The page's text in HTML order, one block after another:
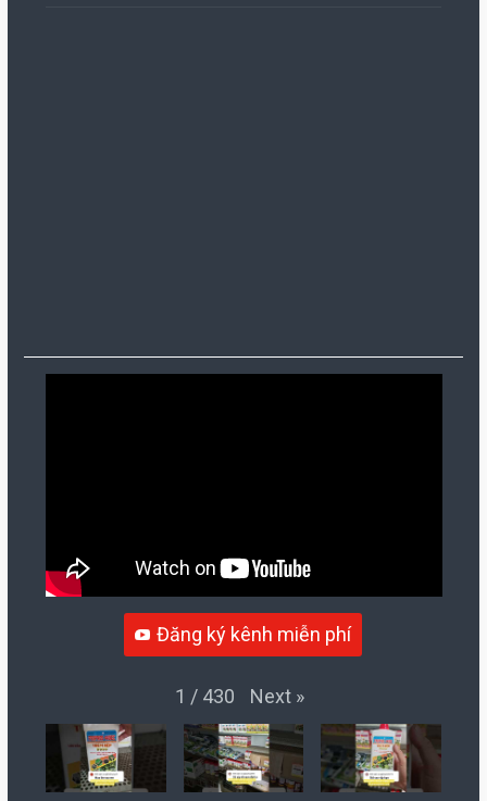
Đăng ký kênh miễn phí
1 / 430 Next »